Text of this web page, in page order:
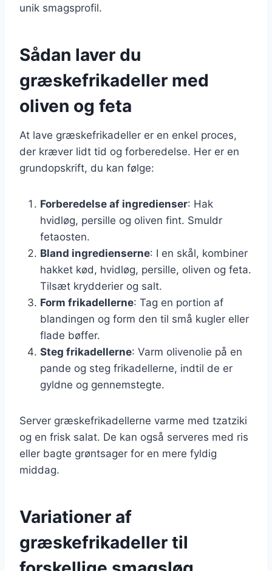
unik smagsprofil.
Sådan laver du
græskefrikadeller med
oliven og feta
At lave græskefrikadeller er en enkel proces,
der kræver lidt tid og forberedelse. Her er en
grundopskrift, du kan følge:
Forberedelse af ingredienser: Hak
hvidløg, persille og oliven fint. Smuldr
fetaosten.
Bland ingredienserne: I en skål, kombiner
hakket kød, hvidløg, persille, oliven og feta.
Tilsæt krydderier og salt.
Form frikadellerne: Tag en portion af
blandingen og form den til små kugler eller
flade bøffer.
Steg frikadellerne: Varm olivenolie på en
pande og steg frikadellerne, indtil de er
gyldne og gennemstegte.
Server græskefrikadellerne varme med tzatziki
og en frisk salat. De kan også serveres med ris
eller bagte grøntsager for en mere fyldig
middag.
Variationer af
græskefrikadeller til